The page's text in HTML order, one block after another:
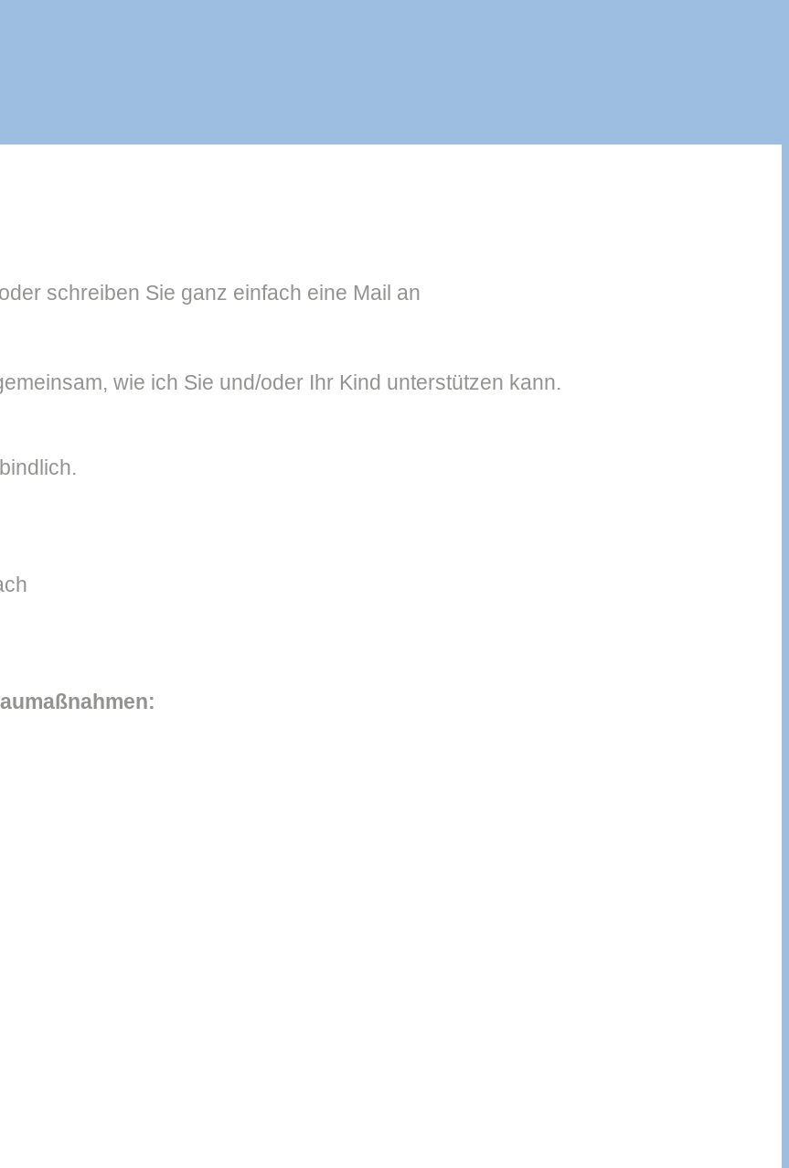
schreiben Sie ganz einfach eine Mail an
wie ich Sie und/oder Ihr Kind unterstützen kann.